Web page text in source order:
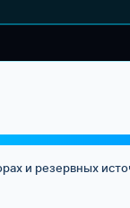
и резервных